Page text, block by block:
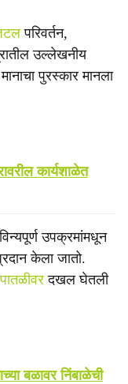
परिवर्तन,
उल्लेखनीय
मानाचा पुरस्कार मानला
कार्यशाळेत
उपक्रमांमधून
केला जातो.
पातळीवरदखल घेतली
बळावर निंबाळेची